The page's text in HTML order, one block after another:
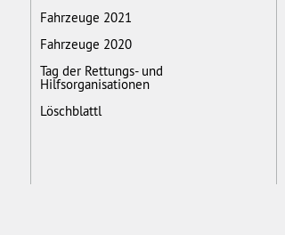
Fahrzeuge 2021
Fahrzeuge 2020
Tag der Rettungs- und
Hilfsorganisationen
Löschblattl